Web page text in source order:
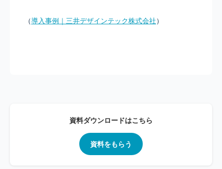
（導入事例｜三井デザインテック株式会社）
資料ダウンロードはこちら
資料をもらう